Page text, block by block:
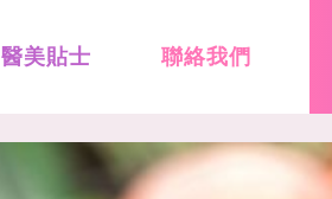
醫美貼士 聯絡我們